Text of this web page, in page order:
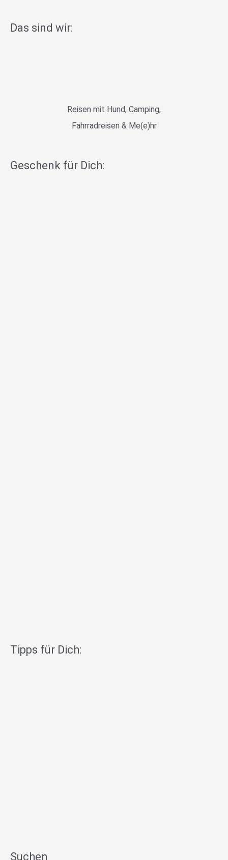
Das sind wir:
Reisen mit Hund, Camping,
Fahrradreisen & Me(e)hr
Geschenk für Dich:
Tipps für Dich:
Suchen